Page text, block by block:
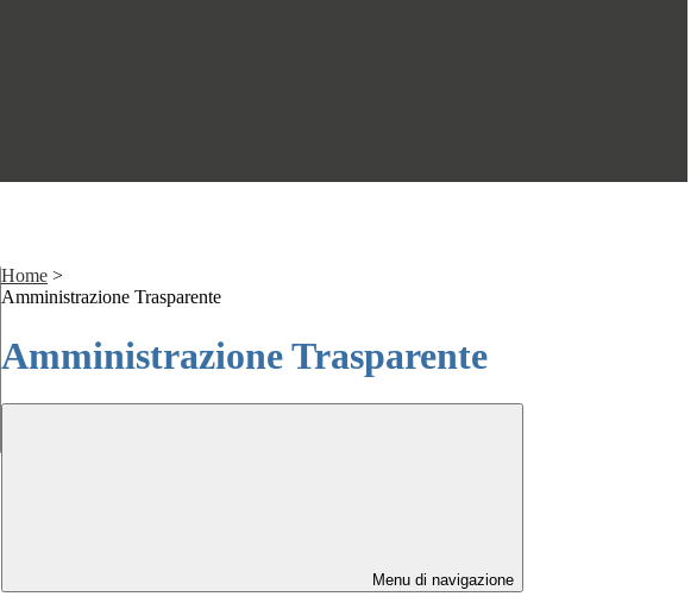
Home >
Amministrazione Trasparente
Amministrazione Trasparente
Menu di navigazione